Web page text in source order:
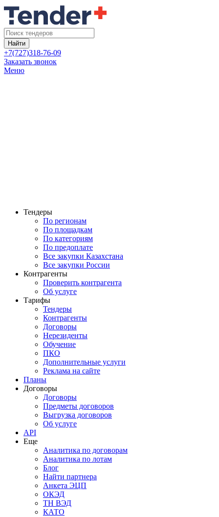
Найти
+7(727)318-76-09
Заказать звонок
Меню
Тендеры
По регионам
По площадкам
По категориям
По предоплате
Все закупки Казахстана
Все закупки России
Контрагенты
Проверить контрагента
Об услуге
Тарифы
Тендеры
Контрагенты
Договоры
Нерезиденты
Обучение
ПКО
Дополнительные услуги
Реклама на сайте
Планы
Договоры
Договоры
Предметы договоров
Выгрузка договоров
Об услуге
API
Еще
Аналитика по договорам
Аналитика по лотам
Блог
Найти партнера
Анкета ЭЦП
ОКЭД
ТН ВЭД
КАТО